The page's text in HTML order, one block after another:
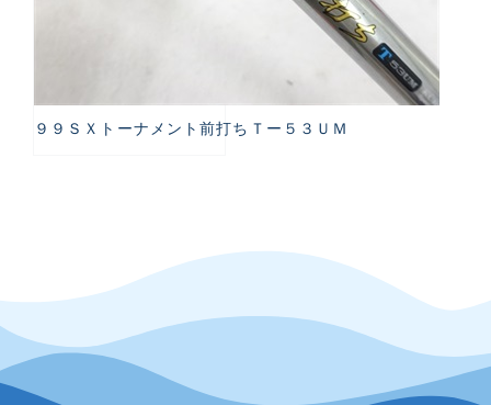
９９ＳＸトーナメント前打ちＴー５３ＵＭ